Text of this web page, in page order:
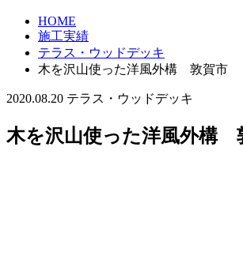
HOME
施工実績
テラス・ウッドデッキ
木を沢山使った洋風外構 敦賀市
2020.08.20 テラス・ウッドデッキ
木を沢山使った洋風外構